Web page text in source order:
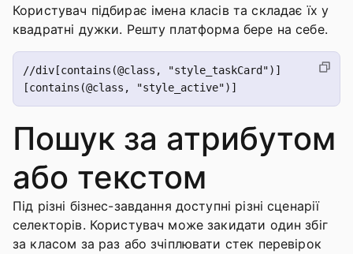
Користувач підбирає імена класів та складає їх у
квадратні дужки. Решту платформа бере на себе.
//div[contains(@class, "style_taskCard")]
Пошук за атрибутом
або текстом
Під різні бізнес-завдання доступні різні сценарії
селекторів. Користувач може закидати один збіг
за класом за раз або зчіплювати стек перевірок